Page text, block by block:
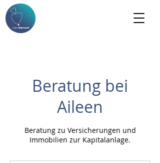
Beratung bei
Aileen
Beratung zu Versicherungen und
Immobilien zur Kapitalanlage.